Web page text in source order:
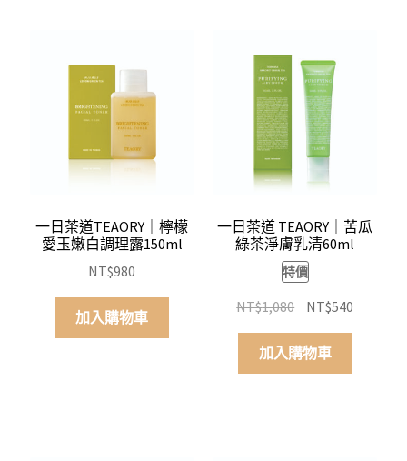
一日茶道TEAORY｜檸檬
愛玉嫩白調理露150ml
NT$980
加入購物車
一日茶道 TEAORY｜苦瓜
綠茶淨膚乳清60ml
特價
NT$1,080
原
始
價
格：
NT$540
加入購物車